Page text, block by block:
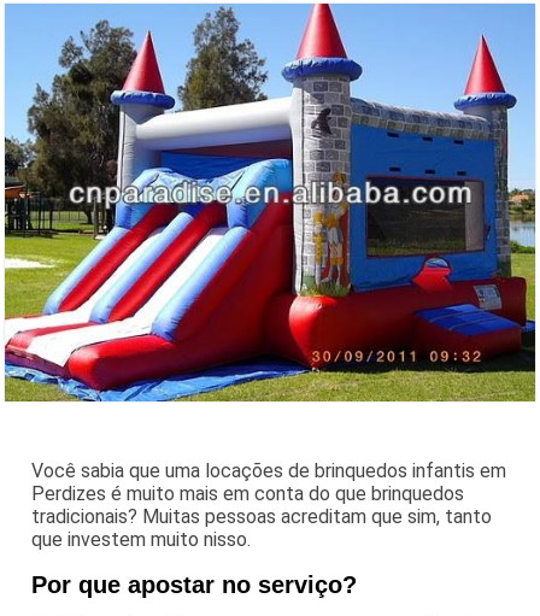
Você sabia que uma locações de brinquedos infantis em
Perdizes é muito mais em conta do que brinquedos
tradicionais? Muitas pessoas acreditam que sim, tanto
que investem muito nisso.
Por que apostar no serviço?